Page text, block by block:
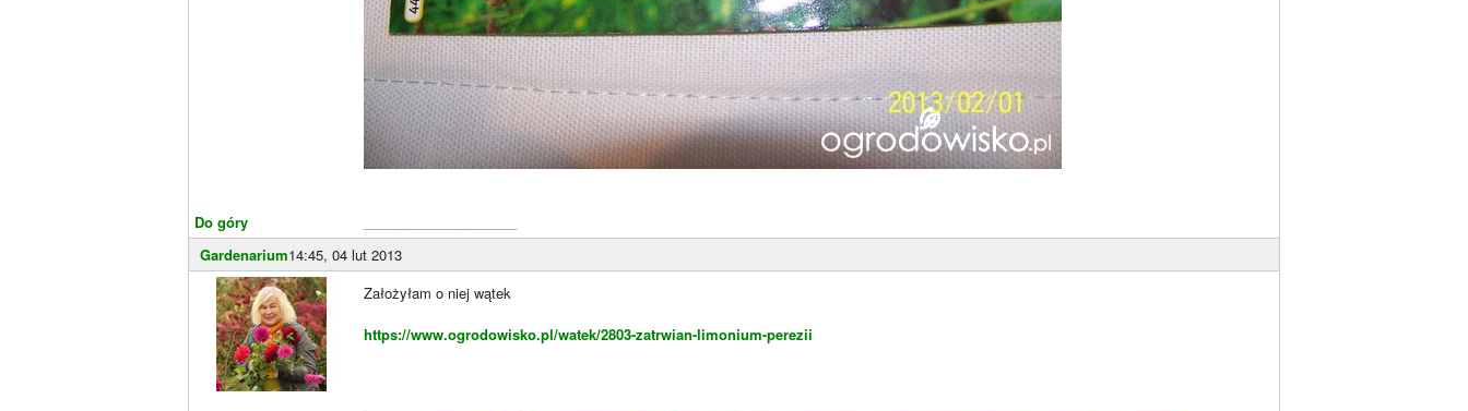
Do góry
Gardenarium14:45, 04 lut 2013
Założyłam o niej wątek
https://www.ogrodowisko.pl/watek/2803-zatrwian-limonium-perezii